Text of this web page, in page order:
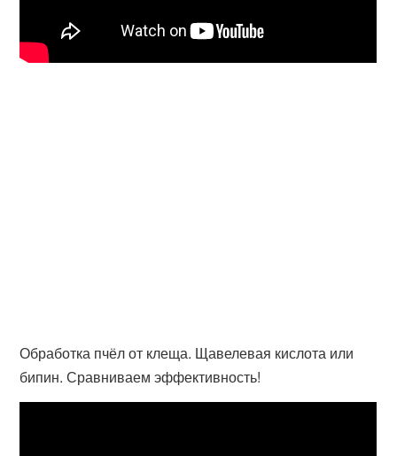
Обработка пчёл от клеща. Щавелевая кислота или
бипин. Сравниваем эффективность!